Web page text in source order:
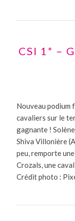
CSI 1* –
Nouveau podium
cavaliers sur le
gagnante !
Shiva Villonière
peu, remporte
Crozals, une
Crédit photo :